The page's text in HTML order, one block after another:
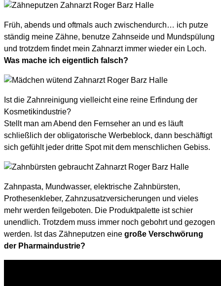
Früh, abends und oftmals auch zwischendurch… ich putze
ständig meine Zähne, benutze Zahnseide und Mundspülung
und trotzdem findet mein Zahnarzt immer wieder ein Loch.
Was mache ich eigentlich falsch?
Ist die Zahnreinigung vielleicht eine reine Erfindung der
Kosmetikindustrie?
Stellt man am Abend den Fernseher an und es läuft
schließlich der obligatorische Werbeblock, dann beschäftigt
sich gefühlt jeder dritte Spot mit dem menschlichen Gebiss.
Zahnpasta, Mundwasser, elektrische Zahnbürsten,
Prothesenkleber, Zahnzusatzversicherungen und vieles
mehr werden feilgeboten. Die Produktpalette ist schier
unendlich. Trotzdem muss immer noch gebohrt und gezogen
werden. Ist das Zähneputzen eine große Verschwörung
der Pharmaindustrie?